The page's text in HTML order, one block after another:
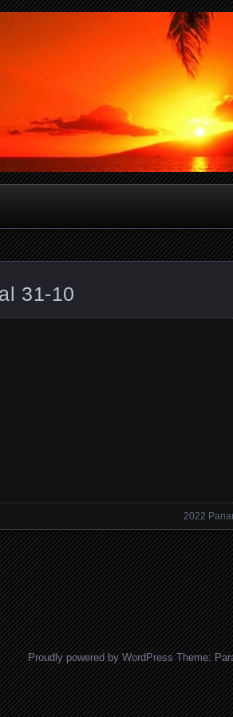
31-10
2022
Proudly powered by WordPressTheme: